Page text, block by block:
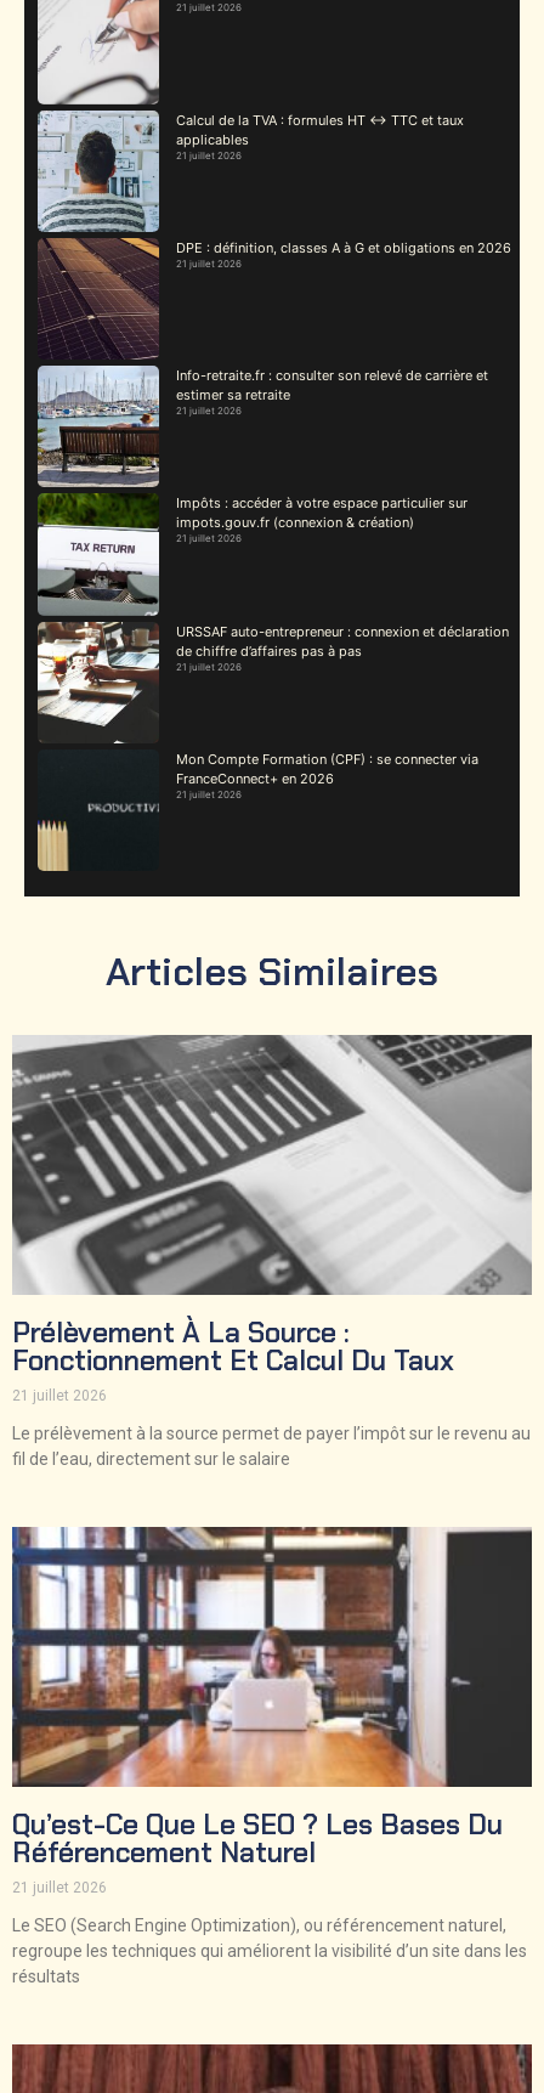
21 juillet 2026
Calcul de la TVA : formules HT ↔ TTC et taux
applicables
21 juillet 2026
DPE : définition, classes A à G et obligations en 2026
21 juillet 2026
Info-retraite.fr : consulter son relevé de carrière et
estimer sa retraite
21 juillet 2026
Impôts : accéder à votre espace particulier sur
impots.gouv.fr (connexion & création)
21 juillet 2026
URSSAF auto-entrepreneur : connexion et déclaration
de chiffre d’affaires pas à pas
21 juillet 2026
Mon Compte Formation (CPF) : se connecter via
FranceConnect+ en 2026
21 juillet 2026
Articles Similaires
Prélèvement À La Source :
Fonctionnement Et Calcul Du Taux
21 juillet 2026
Le prélèvement à la source permet de payer l’impôt sur le revenu au
fil de l’eau, directement sur le salaire
Qu’est-Ce Que Le SEO ? Les Bases Du
Référencement Naturel
21 juillet 2026
Le SEO (Search Engine Optimization), ou référencement naturel,
regroupe les techniques qui améliorent la visibilité d’un site dans les
résultats